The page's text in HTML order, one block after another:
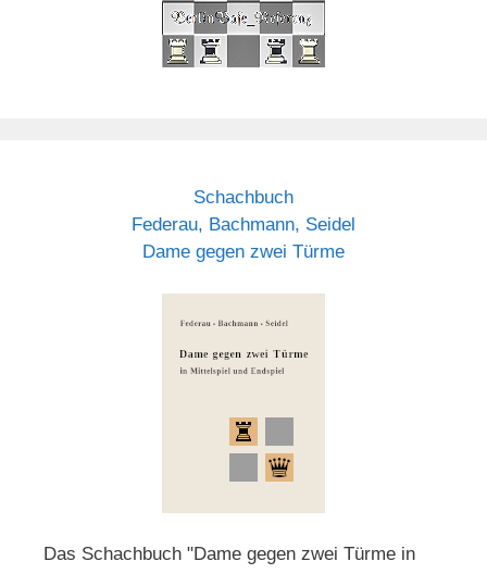
Schachbuch
Federau, Bachmann, Seidel
Dame gegen zwei Türme
Das Schachbuch "Dame gegen zwei Türme in